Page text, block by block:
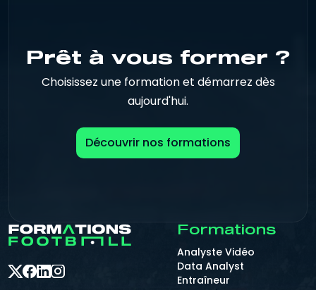
Prêt à vous former ?
Choisissez une formation et démarrez dès
aujourd'hui.
Découvrir nos formations
Formations
Analyste Vidéo
Data Analyst
Entraîneur